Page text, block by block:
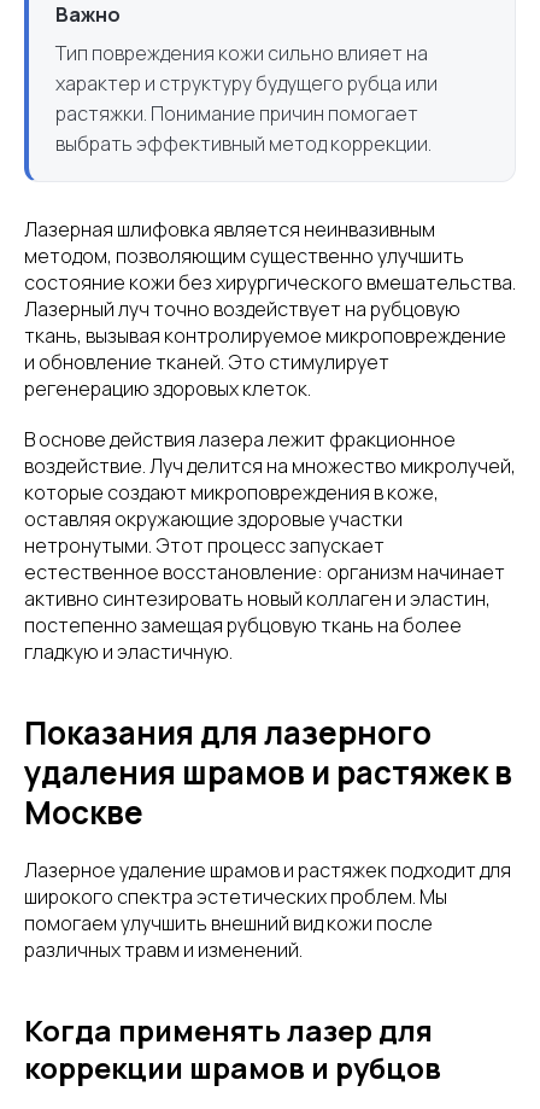
Важно
Тип повреждения кожи сильно влияет на
характер и структуру будущего рубца или
растяжки. Понимание причин помогает
выбрать эффективный метод коррекции.
Лазерная шлифовка является неинвазивным
методом, позволяющим существенно улучшить
состояние кожи без хирургического вмешательства.
Лазерный луч точно воздействует на рубцовую
ткань, вызывая контролируемое микроповреждение
и обновление тканей. Это стимулирует
регенерацию здоровых клеток.
В основе действия лазера лежит фракционное
воздействие. Луч делится на множество микролучей,
которые создают микроповреждения в коже,
оставляя окружающие здоровые участки
нетронутыми. Этот процесс запускает
естественное восстановление: организм начинает
активно синтезировать новый коллаген и эластин,
постепенно замещая рубцовую ткань на более
гладкую и эластичную.
Показания для лазерного
удаления шрамов и растяжек в
Москве
Лазерное удаление шрамов и растяжек подходит для
широкого спектра эстетических проблем. Мы
помогаем улучшить внешний вид кожи после
различных травм и изменений.
Когда применять лазер для
коррекции шрамов и рубцов